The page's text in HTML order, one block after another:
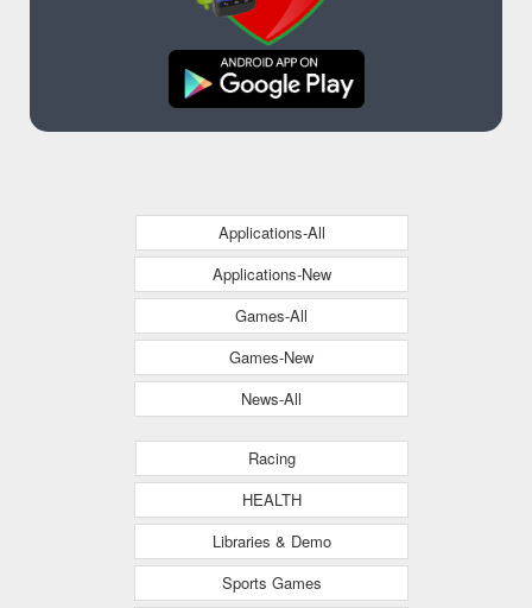
Applications-All
Applications-New
Games-All
Games-New
News-All
Racing
HEALTH
Libraries & Demo
Sports Games